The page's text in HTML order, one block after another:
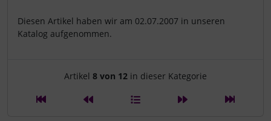
Diesen Artikel haben wir am 02.07.2007 in unseren
Katalog aufgenommen.
Artikelnavigation innerhalb
Artikel 8 von 12 in dieser Kategorie